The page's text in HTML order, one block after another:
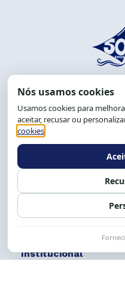
End.: R. da
CEP:
Tel.: (71) 2104-5457,
Expediente:
Siga nossas redes
Institucional